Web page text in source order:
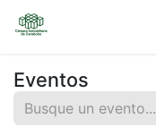
Eventos